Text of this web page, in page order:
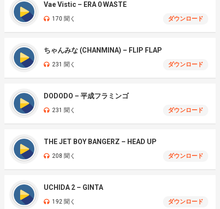
Vae Vistic – ERA 0 WASTE
170 聞く ダウンロード
ちゃんみな (CHANMINA) – FLIP FLAP
231 聞く ダウンロード
DODODO – 平成フラミンゴ
231 聞く ダウンロード
THE JET BOY BANGERZ – HEAD UP
208 聞く ダウンロード
UCHIDA 2 – GINTA
192 聞く ダウンロード